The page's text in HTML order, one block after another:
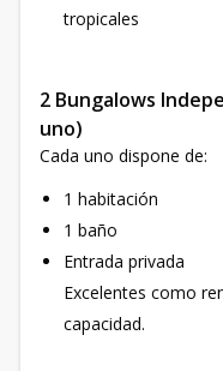
tropicales
2 Bungalows
uno)
Cada uno dispone de:
1 habitación
1 baño
Entrada privada
Excelentes como
capacidad.